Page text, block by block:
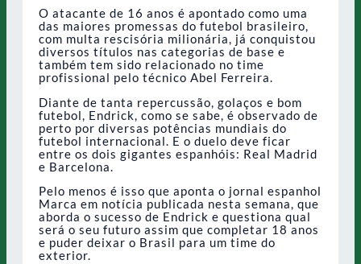
O atacante de 16 anos é apontado como uma
das maiores promessas do futebol brasileiro,
com multa rescisória milionária, já conquistou
diversos títulos nas categorias de base e
também tem sido relacionado no time
profissional pelo técnico Abel Ferreira.
Diante de tanta repercussão, golaços e bom
futebol, Endrick, como se sabe, é observado de
perto por diversas potências mundiais do
futebol internacional. E o duelo deve ficar
entre os dois gigantes espanhóis: Real Madrid
e Barcelona.
Pelo menos é isso que aponta o jornal espanhol
Marca em notícia publicada nesta semana, que
aborda o sucesso de Endrick e questiona qual
será o seu futuro assim que completar 18 anos
e puder deixar o Brasil para um time do
exterior.